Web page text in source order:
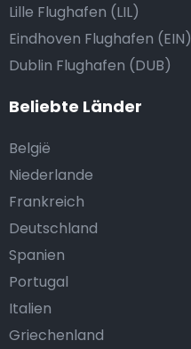
Lille Flughafen (LIL)
Eindhoven Flughafen (EIN)
Dublin Flughafen (DUB)
Beliebte Länder
België
Niederlande
Frankreich
Deutschland
Spanien
Portugal
Italien
Griechenland